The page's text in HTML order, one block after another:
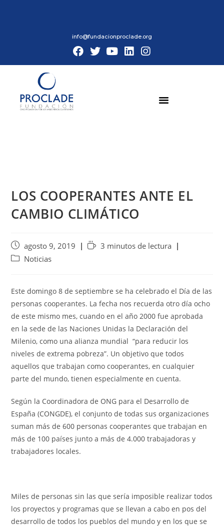
info@fundacionproclade.org
LOS COOPERANTES ANTE EL
CAMBIO CLIMÁTICO
agosto 9, 2019
3 minutos de lectura
Noticias
Este domingo 8 de septiembre se ha celebrado el Día de las
personas cooperantes. La fecha nos recuerda otro día ocho
de este mismo mes, cuando en el año 2000 fue aprobada
en la sede de las Naciones Unidas la Declaración del
Milenio, como una alianza mundial “para reducir los
niveles de extrema pobreza”. Un objetivo que todos
aquellos que trabajan como cooperantes, en cualquier
parte del mundo, tienen especialmente en cuenta.
Según la Coordinadora de ONG para el Desarrollo de
España (CONGDE), el conjunto de todas sus organizaciones
suman más de 600 personas cooperantes que trabajan en
más de 100 países junto a más de 4.000 trabajadoras y
trabajadores locales.
Miles de personas sin las que sería imposible realizar todos
los proyectos y programas que se llevan a cabo en pos del
desarrollo de todos los pueblos del mundo y en los que se